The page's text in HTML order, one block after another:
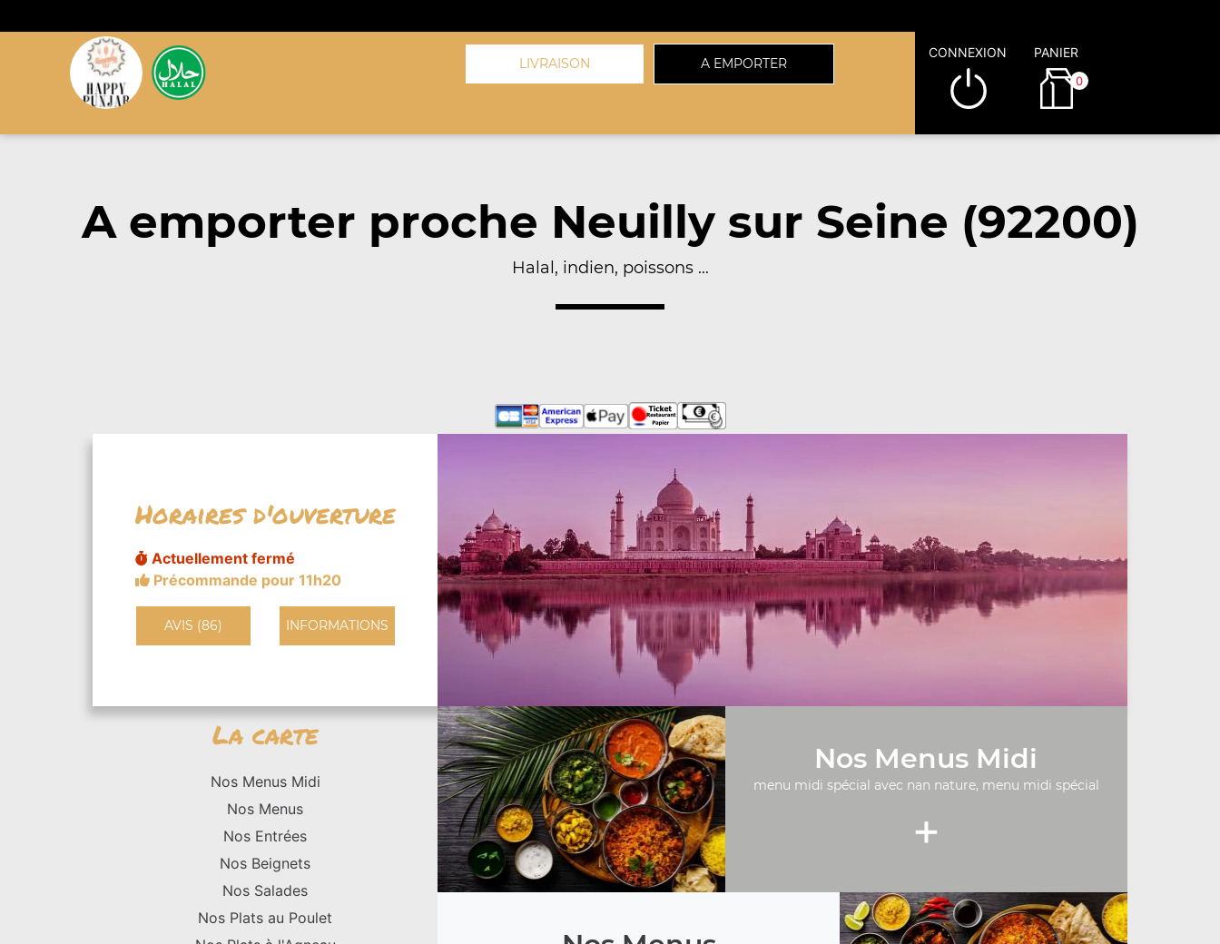
LIVRAISON A EMPORTER
CONNEXION PANIER
0
A emporter proche Neuilly sur Seine (92200)
Halal, indien, poissons ...
Horaires d'ouverture
Actuellement fermé
Précommande pour 11h20
AVIS (86) INFORMATIONS
La carte
Nos Menus Midi
Nos Menus
Nos Entrées
Nos Beignets
Nos Salades
Nos Plats au Poulet
Nos Menus Midi
menu midi spécial avec nan nature, menu midi spécial
+